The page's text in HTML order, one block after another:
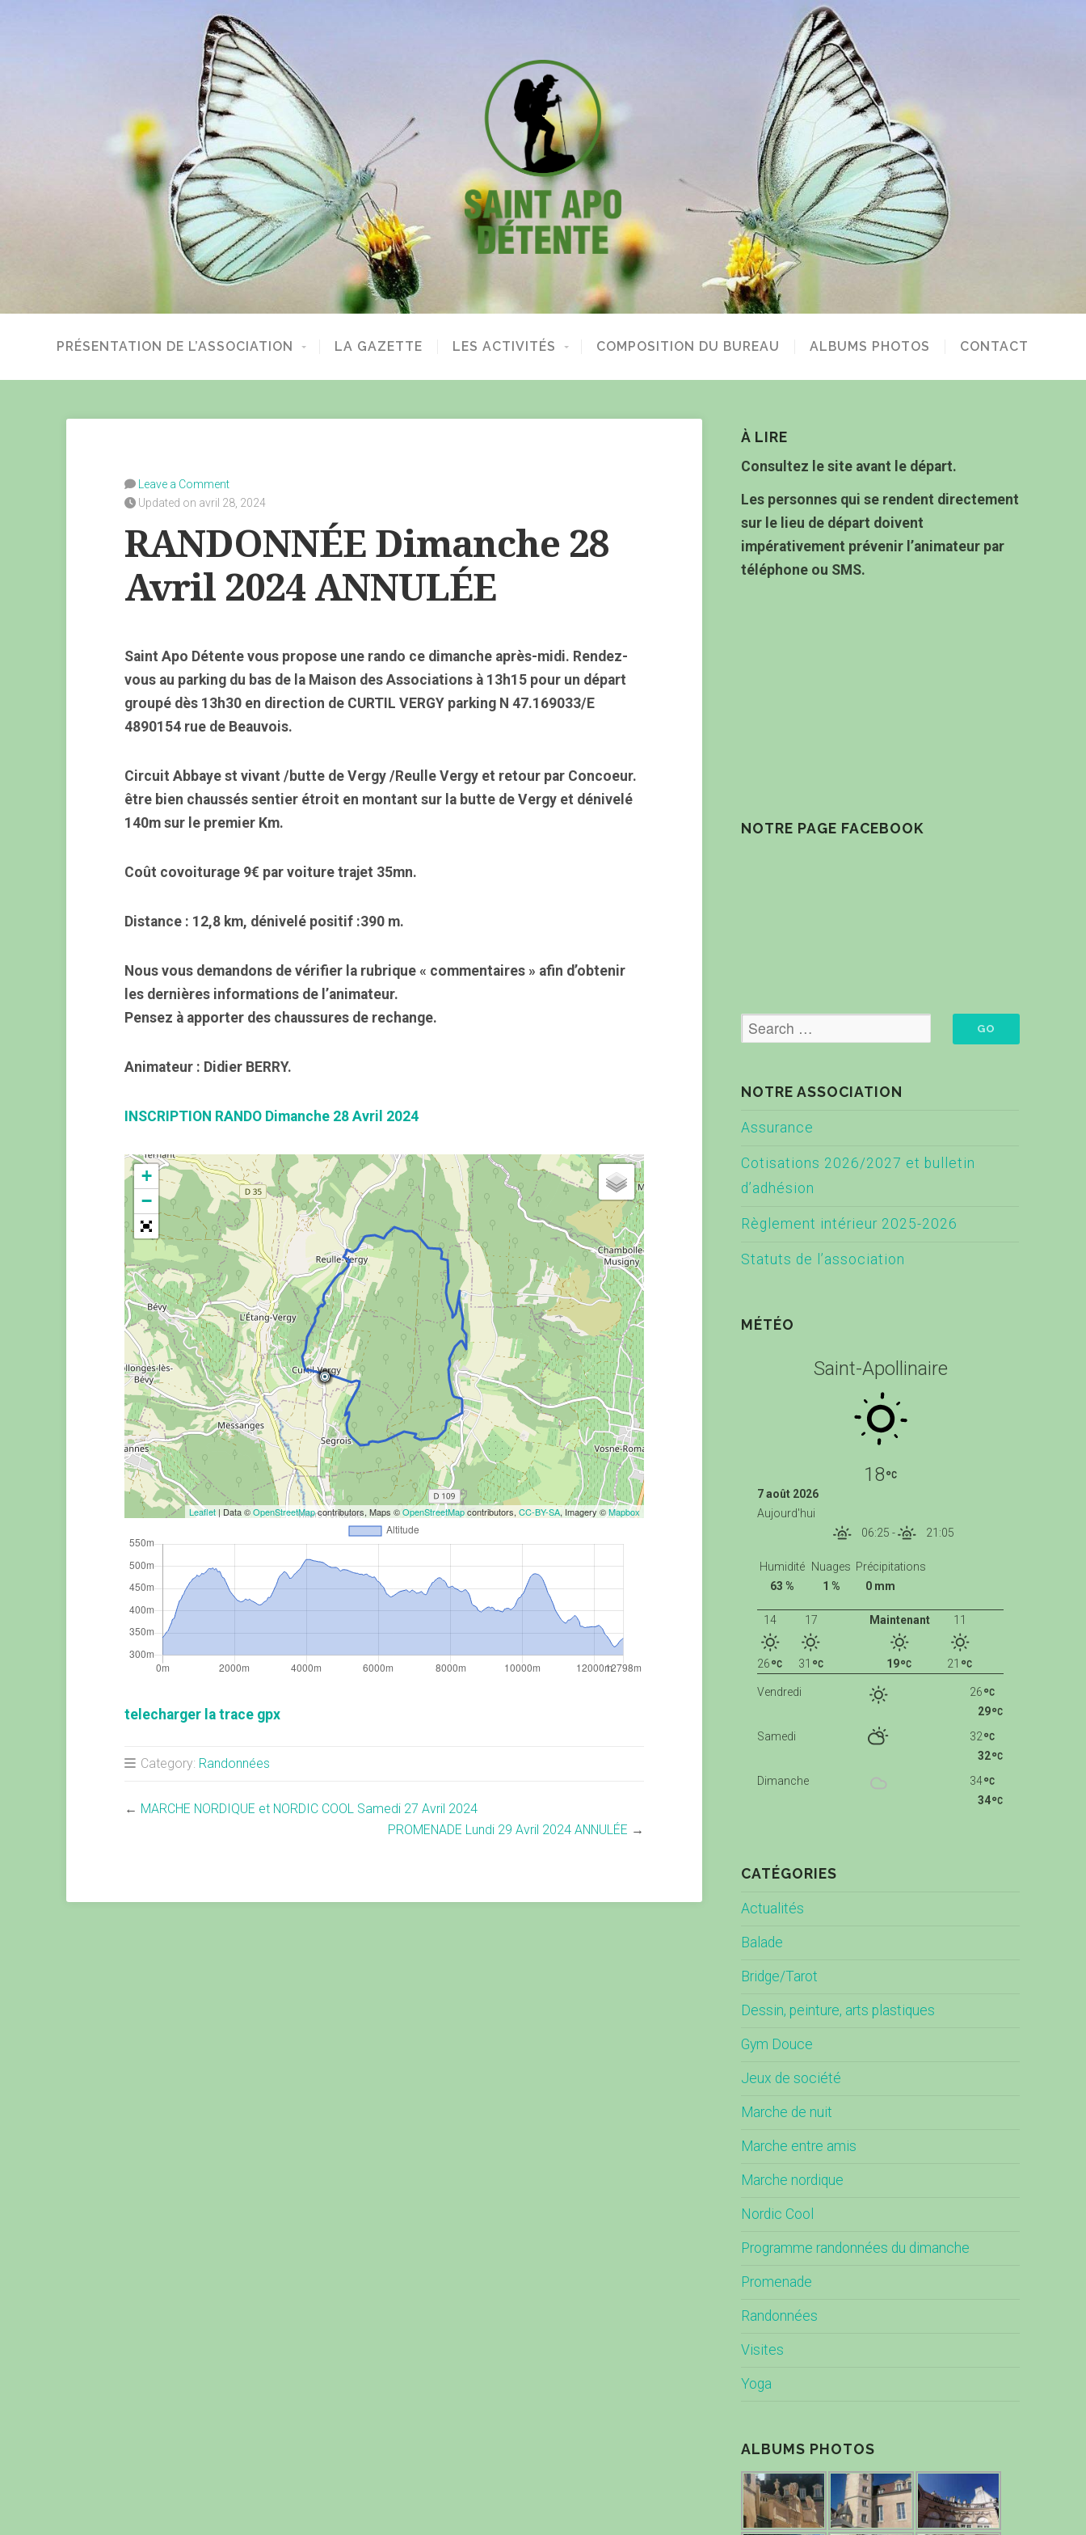
PRÉSENTATION DE L’ASSOCIATION LA GAZETTE LES ACTIVITÉS COMPOSITION DU BUREAU ALBUMS PHOTOS CONTACT
Leave a Comment
Updated on avril 28, 2024
RANDONNÉE Dimanche 28
Avril 2024 ANNULÉE
Saint Apo Détente vous propose une rando ce dimanche après-midi. Rendez-
vous au parking du bas de la Maison des Associations à 13h15 pour un départ
groupé dès 13h30 en direction de CURTIL VERGY parking N 47.169033/E
4890154 rue de Beauvois.
Circuit Abbaye st vivant /butte de Vergy /Reulle Vergy et retour par Concoeur.
être bien chaussés sentier étroit en montant sur la butte de Vergy et dénivelé
140m sur le premier Km.
Coût covoiturage 9€ par voiture trajet 35mn.
Distance : 12,8 km, dénivelé positif :390 m.
Nous vous demandons de vérifier la rubrique « commentaires » afin d’obtenir
les dernières informations de l’animateur.
Pensez à apporter des chaussures de rechange.
Animateur : Didier BERRY.
INSCRIPTION RANDO Dimanche 28 Avril 2024
+
−
Leaflet | Data ©OpenStreetMapcontributors, Maps ©OpenStreetMapcontributors,CC-BY-SA, Imagery ©Mapbox
telecharger la trace gpx
Category: Randonnées
← MARCHE NORDIQUE et NORDIC COOL Samedi 27 Avril 2024
PROMENADE Lundi 29 Avril 2024 ANNULÉE →
À LIRE
Consultez le site avant le départ.
Les personnes qui se rendent directement
sur le lieu de départ doivent
impérativement prévenir l’animateur par
téléphone ou SMS.
NOTRE PAGE FACEBOOK
NOTRE ASSOCIATION
Assurance
Cotisations 2026/2027 et bulletin
d’adhésion
Règlement intérieur 2025-2026
Statuts de l’association
MÉTÉO
Saint-Apollinaire
18
7 août 2026
Aujourd'hui
06:25 - 21:05
Humidité
63 %
Nuages
1 %
Précipitations
0 mm
Maintenant
19
11
21
14
26
17
31
Vendredi
26
29
Samedi
32
32
Dimanche
34
34
CATÉGORIES
Actualités
Balade
Bridge/Tarot
Dessin, peinture, arts plastiques
Gym Douce
Jeux de société
Marche de nuit
Marche entre amis
Marche nordique
Nordic Cool
Programme randonnées du dimanche
Promenade
Randonnées
Visites
Yoga
ALBUMS PHOTOS